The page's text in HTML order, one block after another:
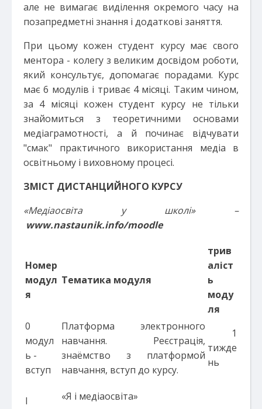
але не вимагає виділення окремого часу на
позапредметні знання і додаткові заняття.
При цьому кожен студент курсу має свого
ментора - колегу з великим досвідом роботи,
який консультує, допомагає порадами. Курс
має 6 модулів і триває 4 місяці. Таким чином,
за 4 місяці кожен студент курсу не тільки
знайомиться з теоретичними основами
медіаграмотності, а й починає відчувати
"смак" практичного використання медіа в
освітньому і виховному процесі.
ЗМІСТ ДИСТАНЦИЙНОГО КУРСУ
«Медіаосвіта ушколі» –
www.nastaunik.info/moodle
Номер
модул
я
Тематика модуля
трив
аліст
ь
моду
ля
0
модул
ь -
вступ
Платформа электронного
навчання. Реєстрація,
знаёмство з платформой
навчання, вступ до курсу.
1
тижде
нь
I
«Я і медіаосвіта»